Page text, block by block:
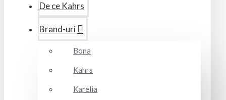
De ce Kahrs
Brand-uri
Bona
Kahrs
Karelia